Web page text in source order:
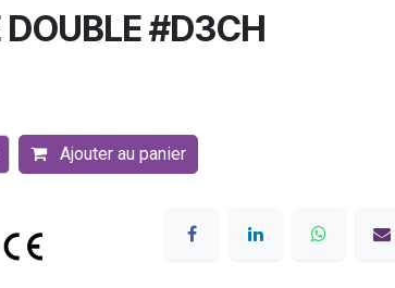
DOUBLE #D3CH
Ajouter au panier